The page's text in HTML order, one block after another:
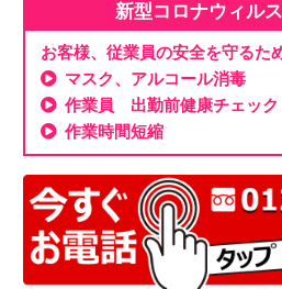
新型コロナウィル
お客様、従業員の安全を守るた
マスク、アルコール消毒
作業員 出勤前健康チェック
作業時間短縮